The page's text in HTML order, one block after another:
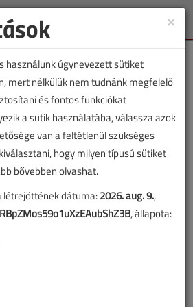
Toggle
vétkes, abban senki sem
×
használunk úgynevezett sütiket
mert nélkülük nem tudnánk megfelelő
és fontos funkciókat
a sütik használatába, válassza azok
van a feltétlenül szükséges
hogy milyen típusú sütiket
bővebben olvashat.
létrejöttének dátuma:2026. aug. 9.,
, állapota: